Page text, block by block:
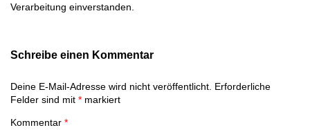
Verarbeitung einverstanden.
Schreibe einen Kommentar
Deine E-Mail-Adresse wird nicht veröffentlicht. Erforderliche
Felder sind mit * markiert
Kommentar *